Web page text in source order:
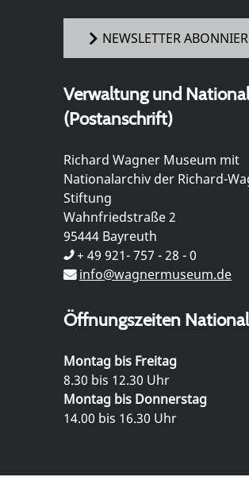
NEWSLETTER
Verwaltung und
(Postanschrift)
Richard Wagner Museum mit
Nationalarchiv der Richard-
Stiftung
Wahnfriedstraße 2
95444 Bayreuth
+ 49 921- 757 - 28 - 0
info@wagnermuseum.de
Öffnungszeiten
Montag bis Freitag
8.30 bis 12.30 Uhr
Montag bis Donnerstag
14.00 bis 16.30 Uhr